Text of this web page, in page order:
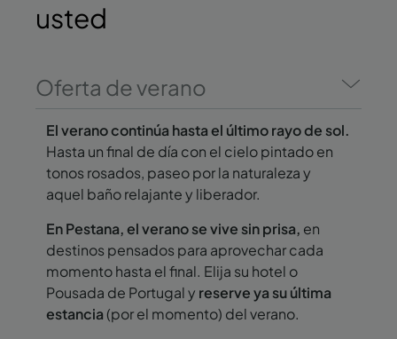
usted
Oferta de verano
El verano continúa hasta el último rayo de sol.
Hasta un final de día con el cielo pintado en
tonos rosados, paseo por la naturaleza y
aquel baño relajante y liberador.
En Pestana, el verano se vive sin prisa, en
destinos pensados para aprovechar cada
momento hasta el final. Elija su hotel o
Pousada de Portugal y reserve ya su última
estancia (por el momento) del verano.